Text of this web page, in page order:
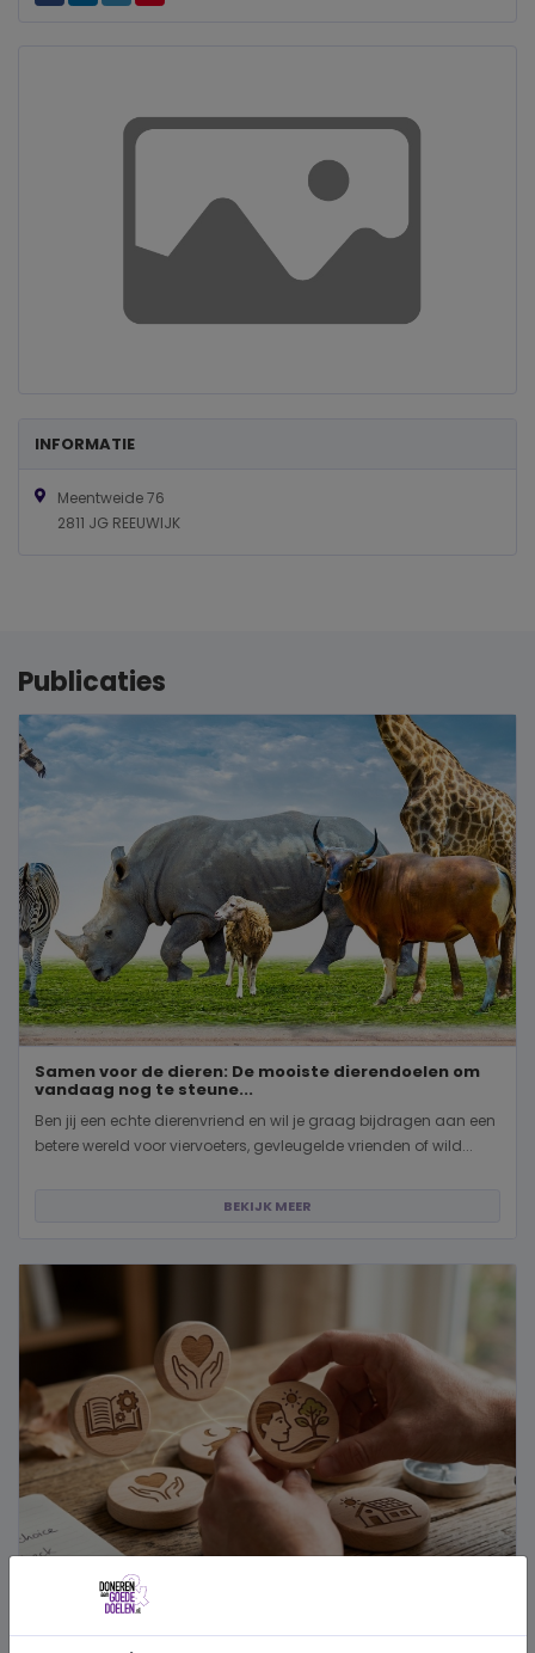
INFORMATIE
Meentweide 76
2811 JG REEUWIJK
Publicaties
Samen voor de dieren: De mooiste dierendoelen om
vandaag nog te steune...
Ben jij een echte dierenvriend en wil je graag bijdragen aan een
betere wereld voor viervoeters, gevleugelde vrienden of wild...
BEKIJK MEER
Hoe kies je een goed doel dat écht bij je past?